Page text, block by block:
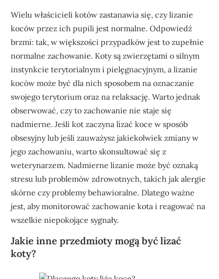
Wielu właścicieli kotów zastanawia się, czy lizanie
koców przez ich pupili jest normalne. Odpowiedź
brzmi: tak, w większości przypadków jest to zupełnie
normalne zachowanie. Koty są zwierzętami o silnym
instynkcie terytorialnym i pielęgnacyjnym, a lizanie
koców może być dla nich sposobem na oznaczanie
swojego terytorium oraz na relaksację. Warto jednak
obserwować, czy to zachowanie nie staje się
nadmierne. Jeśli kot zaczyna lizać koce w sposób
obsesyjny lub jeśli zauważysz jakiekolwiek zmiany w
jego zachowaniu, warto skonsultować się z
weterynarzem. Nadmierne lizanie może być oznaką
stresu lub problemów zdrowotnych, takich jak alergie
skórne czy problemy behawioralne. Dlatego ważne
jest, aby monitorować zachowanie kota i reagować na
wszelkie niepokojące sygnały.
Jakie inne przedmioty mogą być lizać
koty?